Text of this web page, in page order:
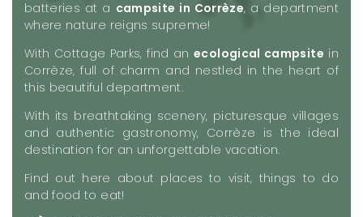
batteries at a campsite in Corrèze, a department
where nature reigns supreme!
With Cottage Parks, find anecological campsite in
Corrèze, full of charm and nestled in the heart of
this beautiful department.
With its breathtaking scenery, picturesque villages
and authentic gastronomy, Corrèze is the ideal
destination for an unforgettable vacation.
Find out here about places to visit, things to do
and food to eat!